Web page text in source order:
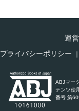
運
プライバシーポリシー
ABJマー
テンツ使
番号 第